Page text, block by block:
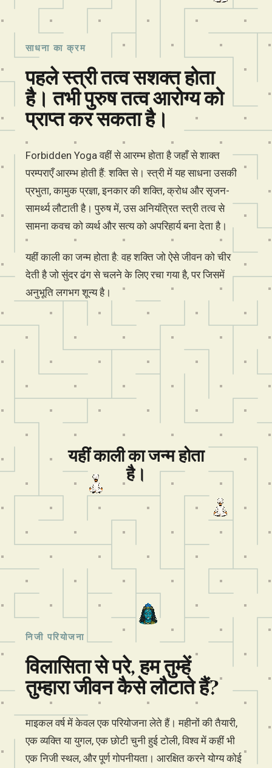
साधना का क्रम
पहले स्त्री तत्व सशक्त होता
है। तभी पुरुष तत्व आरोग्य को
प्राप्त कर सकता है।
Forbidden Yoga वहीं से आरम्भ होता है जहाँ से शाक्त
परम्पराएँ आरम्भ होती हैं: शक्ति से। स्त्री में यह साधना उसकी
प्रभुता, कामुक प्रज्ञा, इनकार की शक्ति, क्रोध और सृजन-
सामर्थ्य लौटाती है। पुरुष में, उस अनियंत्रित स्त्री तत्व से
सामना कवच को व्यर्थ और सत्य को अपरिहार्य बना देता है।
यहीं काली का जन्म होता है: वह शक्ति जो ऐसे जीवन को चीर
देती है जो सुंदर ढंग से चलने के लिए रचा गया है, पर जिसमें
अनुभूति लगभग शून्य है।
यहीं काली का जन्म होता
है।
निजी परियोजना
विलासिता से परे, हम तुम्हें
तुम्हारा जीवन कैसे लौटाते हैं?
माइकल वर्ष में केवल एक परियोजना लेते हैं। महीनों की तैयारी,
एक व्यक्ति या युगल, एक छोटी चुनी हुई टोली, विश्व में कहीं भी
एक निजी स्थल, और पूर्ण गोपनीयता। आरक्षित करने योग्य कोई